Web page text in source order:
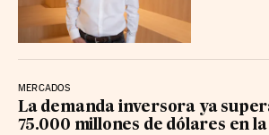
MERCADOS
La demanda inversora ya
75.000 millones de dólares en